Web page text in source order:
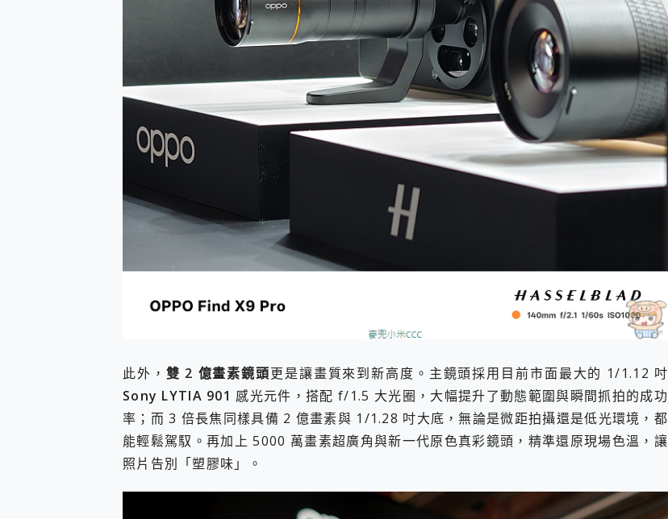
此外， 雙 2 億畫素鏡頭更是讓畫質來到新高度。主鏡頭採用目前市面最大的 1/1.12 吋
Sony LYTIA 901 感光元件，搭配 f/1.5 大光圈，大幅提升了動態範圍與瞬間抓拍的成功
率；而 3 倍長焦同樣具備 2 億畫素與 1/1.28 吋大底，無論是微距拍攝還是低光環境，都
能輕鬆駕馭。再加上 5000 萬畫素超廣角與新一代原色真彩鏡頭，精準還原現場色溫，讓
照片告別「塑膠味」。